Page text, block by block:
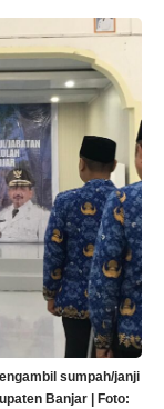
sumpah/janji
Banjar | Foto: